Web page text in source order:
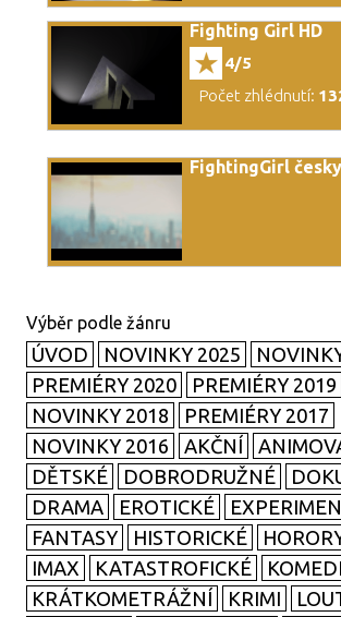
Fighting Girl HD
4/5
Počet zhlédnutí:
FightingGirl česky
ÚVOD NOVINKY 2025
PREMIÉRY 2020
PREMIÉRY 2019
NOVINKY 2018
PREMIÉRY 2017
NOVINKY 2016
AKČNÍ
DĚTSKÉ
DOBRODRUŽNÉ
DRAMA
EROTICKÉ
FANTASY
HISTORICKÉ
IMAX
KATASTROFICKÉ
KRÁTKOMETRÁŽNÍ
KRIMI